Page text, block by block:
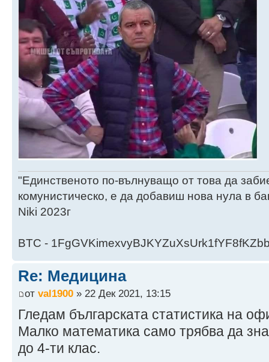
"Единственото по-вълнуващо от това да
комунистическо, е да добавиш нова нула в
Niki 2023г
BTC -
Re: Медицина
от val1900 » 22 Дек 2021, 13:15
Гледам българската статистика на
Малко математика само трябва да
до 4-ти клас.